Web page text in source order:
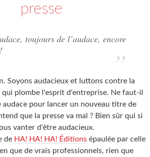
presse
toujours de l’audace, encore
Soyons audacieux et luttons contre la
plombe l'esprit d'entreprise. Ne faut-il
audace pour lancer un nouveau titre de
que la presse va mal ? Bien sûr qui si
vanter d'être audacieux.
de HA! HA! HA! Éditions épaulée par celle
que de vrais professionnels, rien que